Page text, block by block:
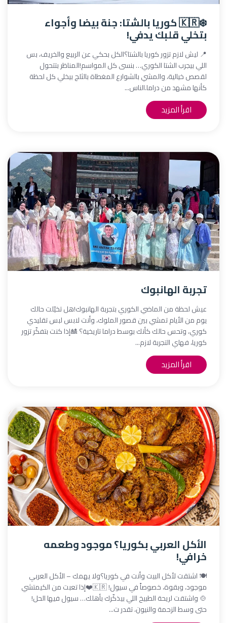
❄️🇰🇷 كوريا بالشتا: جنة بيضا وأجواء
بتخلي قلبك يدفي!
📍 ليش لازم تزور كوريا بالشتا؟الكل بحكي عن الربيع والخريف، بس
اللي بيجرب الشتا الكوري… بنسى كل المواسم!المناظر بتتحول
لقصص خيالية، والمشي بالشوارع المغطاة بالثلج بيخلي كل لحظة
كأنها مشهد من دراما.الناس...
اقرأ المزيد
تجربة الهانبوك
عيش لحظة من الماضي الكوري بتجربة الهانبوك!هل تخيّلت حالك
يوم من الأيام تمشي بين قصور الملوك، وأنت لابس لبس تقليدي
كوري، وتحس حالك كأنك بوسط دراما تاريخية؟ 🎎إذا كنت بتفكّر تزور
كوريا، فهاي التجربة لازم...
اقرأ المزيد
الأكل العربي بكوريا؟ موجود وطعمه
خرافي!
🍽️ اشتقت لأكل البيت وأنت في كوريا؟ولا يهمك – الأكل العربي
موجود، وبقوة، خصوصاً في سيول! 🇰🇷❤️إذا تعبت من الكيمتشي
🍲 واشتقت لريحة الطبيخ اللي بيذكّرك بأهلك… سيول فيها الحل!
حتى وسط الزحمة والنيون، تقدر ت...